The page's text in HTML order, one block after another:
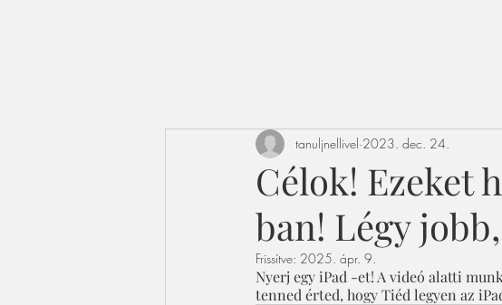
Célok! Ezeket
ban! Légy
tanuljnellivel 2023. dec. 24.
Frissítve: 2025. ápr. 9.
Nyerj egy iPad -et! A videó alatti
tenned érted, hogy Tiéd legyen az